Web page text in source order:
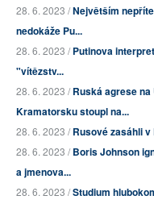
28. 6. 2023 /Největším
nedokáže Pu...
28. 6. 2023 /Putinova
"vítězstv...
28. 6. 2023 /Ruská agrese
Kramatorsku stoupl na...
28. 6. 2023 /Rusové zasáhli
28. 6. 2023 /Boris Johnson
a jmenova...
28. 6. 2023 /Studium